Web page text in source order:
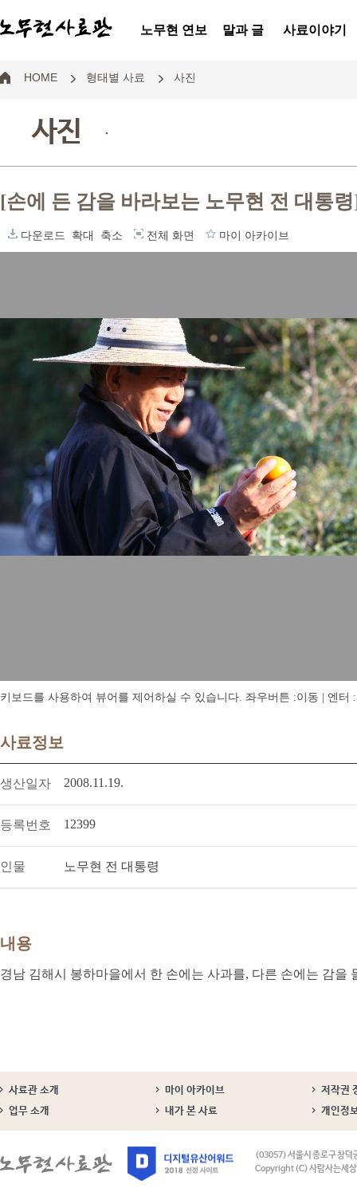
노무현 연보 말과 글 사료이야기
HOME 형태별 사료 사진
사진 .
[손에 든 감을 바라보는 노무현 전 대통
다운로드 확대 축소 전체 화면 마이 아카이브
키보드를 사용하여 뷰어를 제어하실 수 있습니다. 좌우버튼 :이동 | 엔터
사료정보
생산일자 2008.11.19.
등록번호 12399
인물 노무현 전 대통령
내용
경남 김해시 봉하마을에서 한 손에는 사과를, 다른 손에는 감을
사료관 소개 마이 아카이브
저작권
업무 소개
내가 본 사료 개인정
(03057) 서울시 종로구 창덕
Copyright (C) 사람사는세